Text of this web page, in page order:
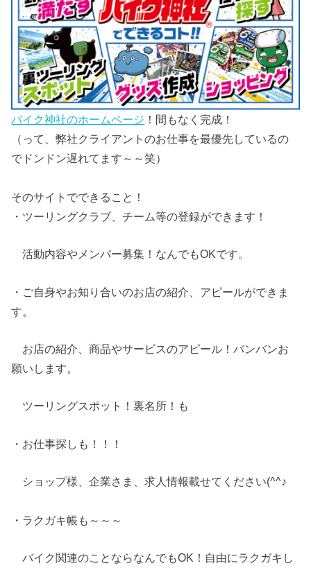
バイク神社のホームページ ！間もなく完成！
（って、弊社クライアントのお仕事を最優先しているの
でドンドン遅れてます～～笑）
そのサイトでできること！
・ツーリングクラブ、チーム等の登録ができます！
活動内容やメンバー募集！なんでもOKです。
・ご自身やお知り合いのお店の紹介、アピールができま
す。
お店の紹介、商品やサービスのアピール！バンバンお
願いします。
ツーリングスポット！裏名所！も
・お仕事探しも！！！
ショップ様、企業さま、求人情報載せてください(^^♪
・ラクガキ帳も～～～
バイク関連のことならなんでもOK！自由にラクガキし